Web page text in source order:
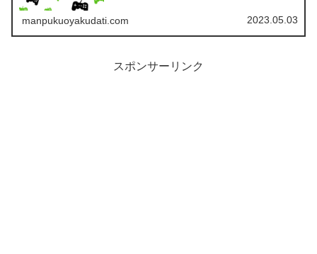
manpukuoyakudati.com 2023.05.03
スポンサーリンク